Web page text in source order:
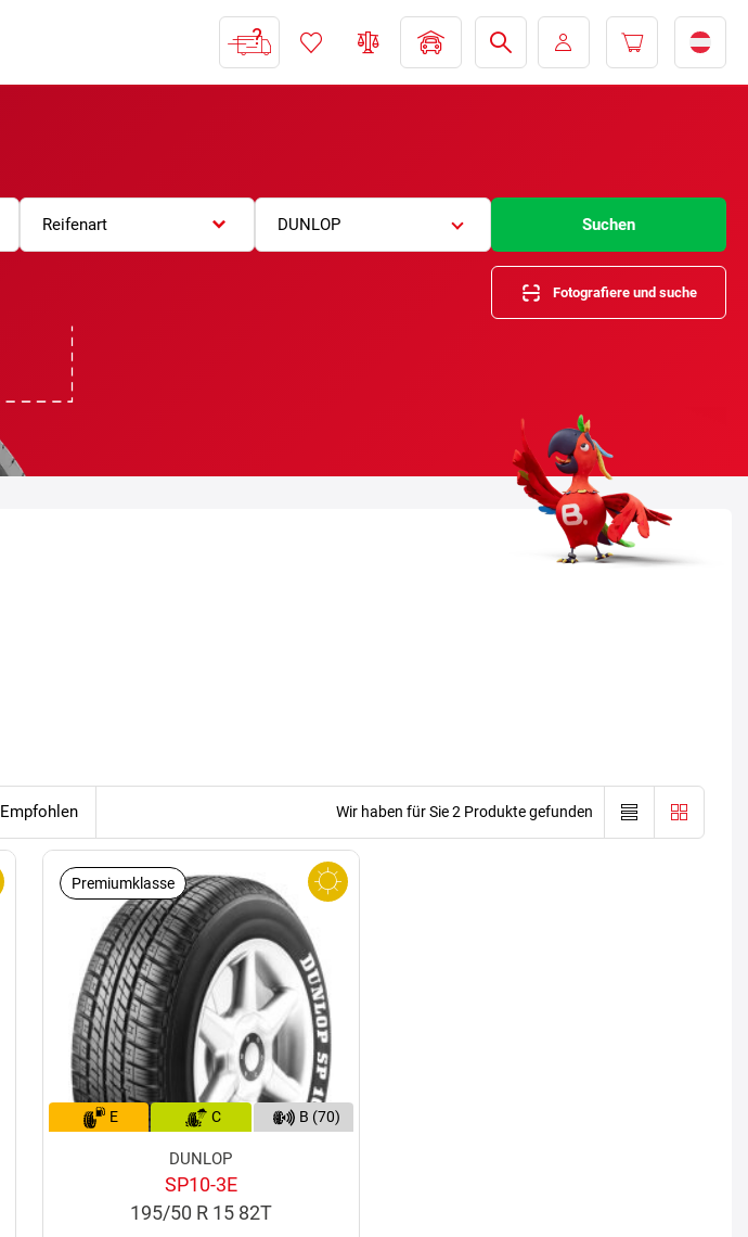
Reifenart DUNLOP Suchen
Fotografiere und suche
Empfohlen Wir haben für Sie 2 Produkte gefunden
Premiumklasse
E C B (70)
DUNLOP
SP10-3E
195/50 R 15 82T